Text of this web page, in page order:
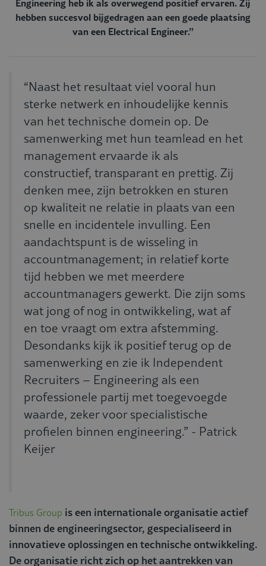
hebben succesvol bijgedragen aan een goede plaatsing
van een Electrical Engineer.”
“Naast het resultaat viel vooral hun
sterke netwerk en inhoudelijke kennis
van het technische domein op. De
samenwerking met hun teamlead en het
management ervaarde ik als
constructief, transparant en prettig. Zij
denken mee, zijn betrokken en sturen
op kwaliteit ne relatie in plaats van een
snelle en incidentele invulling. Een
aandachtspunt is de wisseling in
accountmanagement; in relatief korte
tijd hebben we met meerdere
accountmanagers gewerkt. Die zijn soms
wat jong of nog in ontwikkeling, wat af
en toe vraagt om extra afstemming.
Desondanks kijk ik positief terug op de
samenwerking en zie ik Independent
Recruiters – Engineering als een
professionele partij met toegevoegde
waarde, zeker voor specialistische
profielen binnen engineering.” - Patrick
Keijer
Tribus Group is een internationale organisatie actief
binnen de engineeringsector, gespecialiseerd in
innovatieve oplossingen en technische ontwikkeling.
De organisatie richt zich op het aantrekken van